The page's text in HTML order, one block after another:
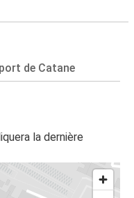
de Catane
la dernière